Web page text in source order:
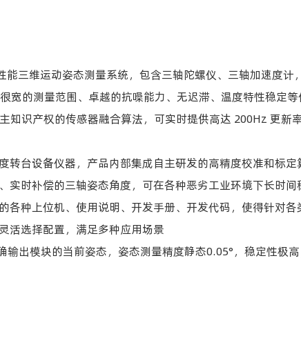
能三维运动姿态测量系统，包含三轴陀螺仪、三轴加速度
宽的测量范围、卓越的抗噪能力、无迟滞、温度特性稳定等
知识产权的传感器融合算法，可实时提供高达 200Hz 更新
转台设备仪器，产品内部集成自主研发的高精度校准和标定
实时补偿的三轴姿态角度，可在各种恶劣工业环境下长时间
各种上位机、使用说明、开发手册、开发代码，使得针对各
活选择配置，满足多种应用场景
输出模块的当前姿态，姿态测量精度静态0.05°，稳定性极